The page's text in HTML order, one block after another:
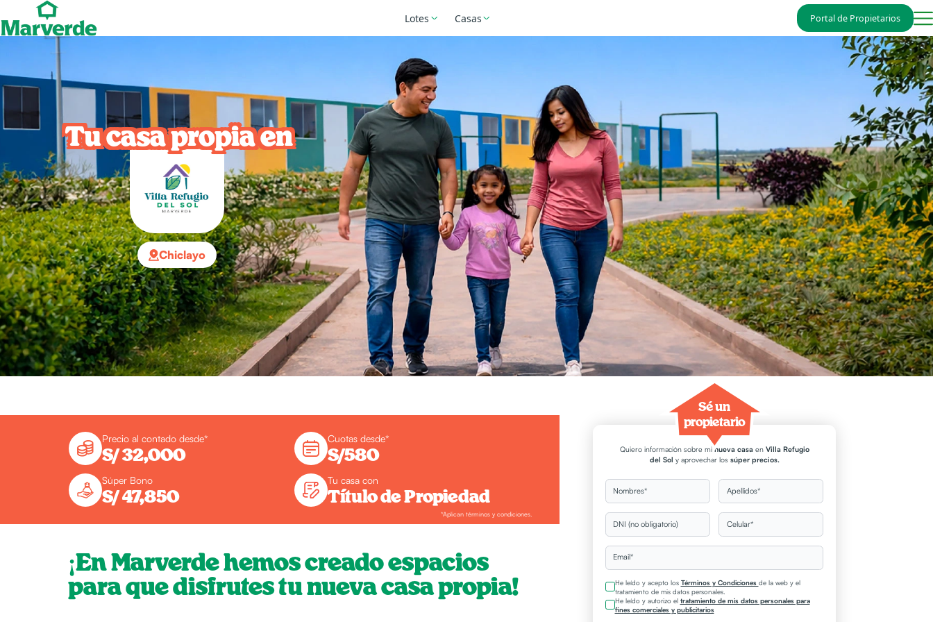
Lotes
Nueva Balta
Chiclayo
Pucallpa
Villa Pucalpa
Casas
Chao
Valle San José
Viru
Laredo
Portal de Propietarios
Tu casa propia en
Chiclayo
Sé un
propietario
Quiero información sobre mi nueva casaen Villa Refugio
del Sol y aprovechar los súper precios.
Nombres* Apellidos*
DNI (no obligatorio) Celular*
Email*
He leído y acepto los Términos y Condiciones de la web y el
tratamiento de mis datos personales.
He leído y autorizo el tratamiento de mis datos personales para
fines comerciales y publicitarios
*Aplican términos y condiciones.
Precio al contado desde*
S/ 32,000
Cuotas desde*
S/580
Súper Bono
S/ 47,850
Tu casa con
Título de Propiedad
¡En Marverde hemos creado espacios
para que disfrutes tu nueva casa propia!